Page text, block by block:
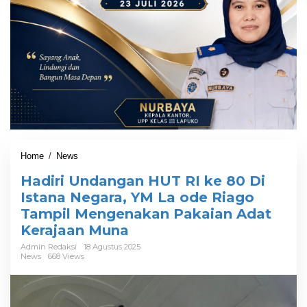
Home / News
d
i
r
i
U
d
n
a
Hadiri Undangan HUT RI ke 80 Di
Istana Negara, YM La ode Riago
Tampil Mengenakan Pakaian Adat
Kerajaan Muna
Admin Redaksi
18 Agustus 2025
News
668 Views